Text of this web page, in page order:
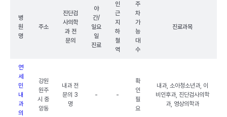
병
원
명
주소
진단검
사의학
과 전
문의
야
간/
일요
일
진료
인
근
지
하
철
역
주
차
가
능
대
수
진료과목
연
세
민
내
과
의
강원
원주
시 중
앙동
내과 전
문의 3
명
- -
확
인
필
요
내과, 소아청소년과, 이
비인후과, 진단검사의학
과, 영상의학과